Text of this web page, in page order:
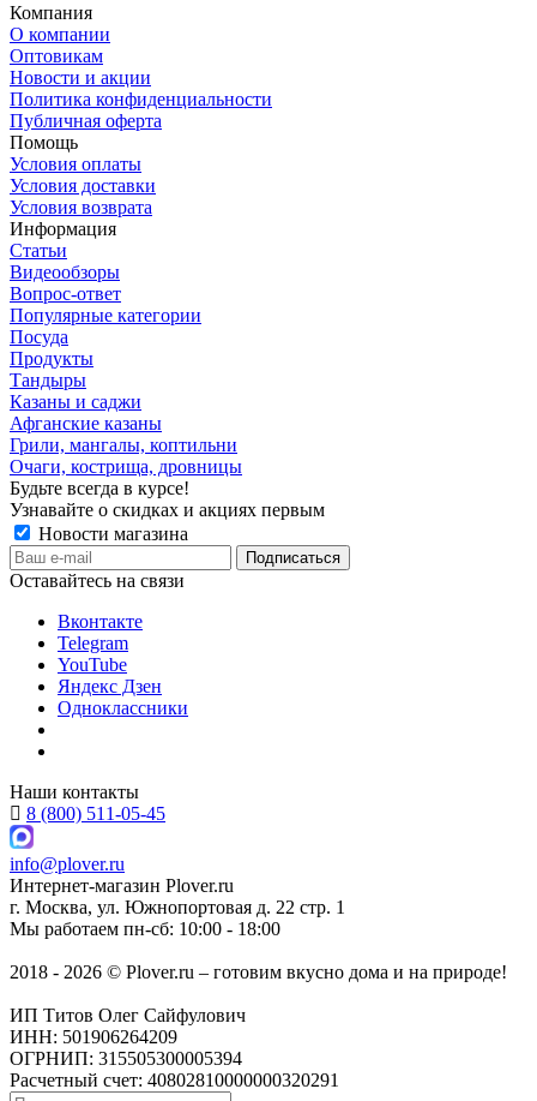
Компания
О компании
Оптовикам
Новости и акции
Политика конфиденциальности
Публичная оферта
Помощь
Условия оплаты
Условия доставки
Условия возврата
Информация
Статьи
Видеообзоры
Вопрос-ответ
Популярные категории
Посуда
Продукты
Тандыры
Казаны и саджи
Афганские казаны
Грили, мангалы, коптильни
Очаги, кострища, дровницы
Будьте всегда в курсе!
Узнавайте о скидках и акциях первым
Новости магазина
Оставайтесь на связи
Вконтакте
Telegram
YouTube
Яндекс Дзен
Одноклассники
Наши контакты
8 (800) 511-05-45
info@plover.ru
Интернет-магазин Plover.ru
г. Москва, ул. Южнопортовая д. 22 стр. 1
Мы работаем пн-сб: 10:00 - 18:00
2018 - 2026 © Plover.ru – готовим вкусно дома и на природе!
ИП Титов Олег Сайфулович
ИНН: 501906264209
ОГРНИП: 315505300005394
Расчетный счет: 40802810000000320291